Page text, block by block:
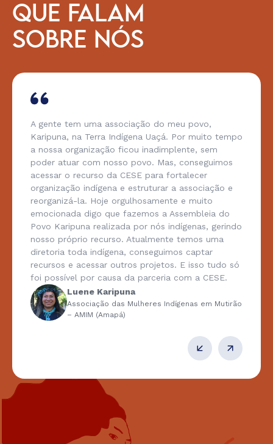
QUE FALAM
SOBRE NÓS
A gente tem uma associação do meu povo,
Karipuna, na Terra Indígena Uaçá. Por muito tempo
a nossa organização ficou inadimplente, sem
poder atuar com nosso povo. Mas, conseguimos
acessar o recurso da CESE para fortalecer
organização indígena e estruturar a associação e
reorganizá-la. Hoje orgulhosamente e muito
emocionada digo que fazemos a Assembleia do
Povo Karipuna realizada por nós indígenas, gerindo
nosso próprio recurso. Atualmente temos uma
diretoria toda indígena, conseguimos captar
recursos e acessar outros projetos. E isso tudo só
foi possível por causa da parceria com a CESE.
Luene Karipuna
Associação das Mulheres Indígenas em Mutirão
– AMIM (Amapá)